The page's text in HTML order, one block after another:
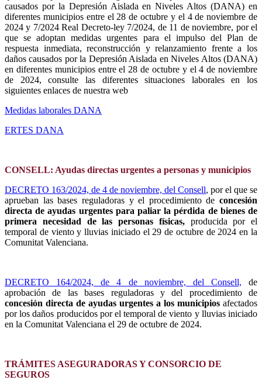
causados por la Depresión Aislada en Niveles Altos (DANA) en
diferentes municipios entre el 28 de octubre y el 4 de noviembre de
2024 y 7/2024 Real Decreto-ley 7/2024, de 11 de noviembre, por el
que se adoptan medidas urgentes para el impulso del Plan de
respuesta inmediata, reconstrucción y relanzamiento frente a los
daños causados por la Depresión Aislada en Niveles Altos (DANA)
en diferentes municipios entre el 28 de octubre y el 4 de noviembre
de 2024, consulte las diferentes situaciones laborales en los
siguientes enlaces de nuestra web
Medidas laborales DANA
ERTES DANA
CONSELL: Ayudas directas urgentes a personas y municipios
DECRETO 163/2024, de 4 de noviembre, del Consell, por el que se
aprueban las bases reguladoras y el procedimiento de concesión
directa de ayudas urgentes para paliar la pérdida de bienes de
primera necesidad de las personas físicas,producida por el
temporal de viento y lluvias iniciado el 29 de octubre de 2024 en la
Comunitat Valenciana.
DECRETO 164/2024, de 4 de noviembre, del Consell, de
aprobación de las bases reguladoras y del procedimiento de
concesión directa de ayudas urgentes a los municipios afectados
por los daños producidos por el temporal de viento y lluvias iniciado
en la Comunitat Valenciana el 29 de octubre de 2024.
TRÁMITES ASEGURADORAS Y CONSORCIO DE
SEGUROS